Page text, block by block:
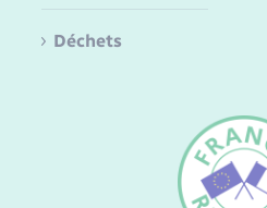
Déchets